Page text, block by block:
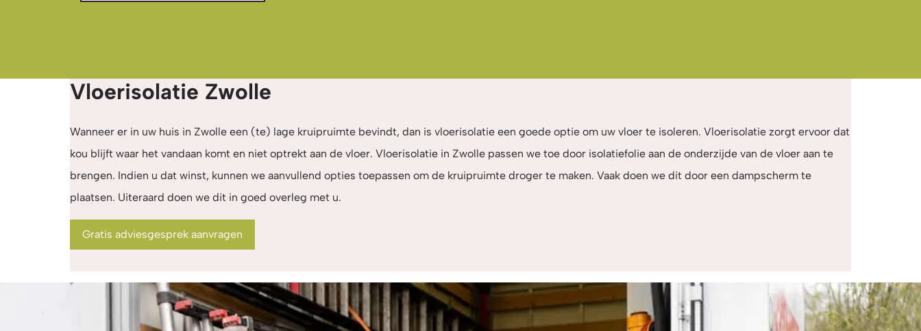
Vloerisolatie Zwolle
Wanneer er in uw huis in Zwolle een (te) lage kruipruimte bevindt, dan is vloerisolatie een goede optie om uw vloer te isoleren. Vloerisolatie zorgt ervoor dat
kou blijft waar het vandaan komt en niet optrekt aan de vloer. Vloerisolatie in Zwolle passen we toe door isolatiefolie aan de onderzijde van de vloer aan te
brengen. Indien u dat winst, kunnen we aanvullend opties toepassen om de kruipruimte droger te maken. Vaak doen we dit door een dampscherm te
plaatsen. Uiteraard doen we dit in goed overleg met u.
Gratis adviesgesprek aanvragen